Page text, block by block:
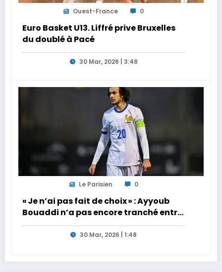
Ouest-France 0
Euro Basket U13. Liffré prive Bruxelles
du doublé à Pacé
30 Mar, 2026 | 3:48
Le Parisien 0
« Je n’ai pas fait de choix » : Ayyoub
Bouaddi n’a pas encore tranché entre
la France et le Maroc
30 Mar, 2026 | 1:48